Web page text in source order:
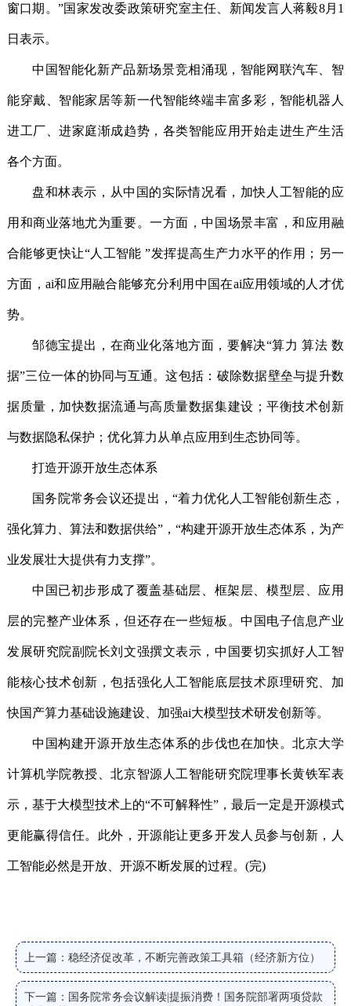
窗口期。”国家发改委政策研究室主任、新闻发言人蒋毅8月1
日表示。
中国智能化新产品新场景竞相涌现，智能网联汽车、智
能穿戴、智能家居等新一代智能终端丰富多彩，智能机器人
进工厂、进家庭渐成趋势，各类智能应用开始走进生产生活
各个方面。
盘和林表示，从中国的实际情况看，加快人工智能的应
用和商业落地尤为重要。一方面，中国场景丰富，和应用融
合能够更快让“人工智能 ”发挥提高生产力水平的作用；另一
方面，ai和应用融合能够充分利用中国在ai应用领域的人才优
势。
邹德宝提出，在商业化落地方面，要解决“算力 算法 数
据”三位一体的协同与互通。这包括：破除数据壁垒与提升数
据质量，加快数据流通与高质量数据集建设；平衡技术创新
与数据隐私保护；优化算力从单点应用到生态协同等。
打造开源开放生态体系
国务院常务会议还提出，“着力优化人工智能创新生态，
强化算力、算法和数据供给”，“构建开源开放生态体系，为产
业发展壮大提供有力支撑”。
中国已初步形成了覆盖基础层、框架层、模型层、应用
层的完整产业体系，但还存在一些短板。中国电子信息产业
发展研究院副院长刘文强撰文表示，中国要切实抓好人工智
能核心技术创新，包括强化人工智能底层技术原理研究、加
快国产算力基础设施建设、加强ai大模型技术研发创新等。
中国构建开源开放生态体系的步伐也在加快。北京大学
计算机学院教授、北京智源人工智能研究院理事长黄铁军表
示，基于大模型技术上的“不可解释性”，最后一定是开源模式
更能赢得信任。此外，开源能让更多开发人员参与创新，人
工智能必然是开放、开源不断发展的过程。(完)
上一篇：稳经济促改革，不断完善政策工具箱（经济新方位）
下一篇：国务院常务会议解读|提振消费！国务院部署两项贷款